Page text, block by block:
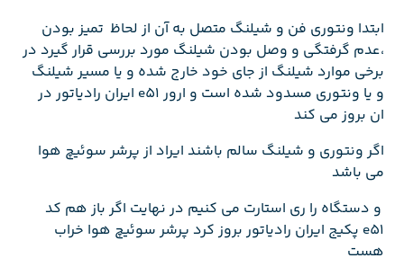
ابتدا ونتوری فن و شیلنگ متصل به آن از لحاظ تمیز بودن
،عدم گرفتگی و وصل بودن شیلنگ مورد بررسی قرار گیرد در
برخی موارد شیلنگ از جای خود خارج شده و یا مسیر شیلنگ
و یا ونتوری مسدود شده است و ارور e51 ایران رادیاتور در
ان بروز می کند
اگر ونتوری و شیلنگ سالم باشند ایراد از پرشر سوئیچ هوا
می باشد
و دستگاه را ری استارت می کنیم در نهایت اگر باز هم کد
e51 پکیج ایران رادیاتور بروز کرد پرشر سوئیچ هوا خراب
هست